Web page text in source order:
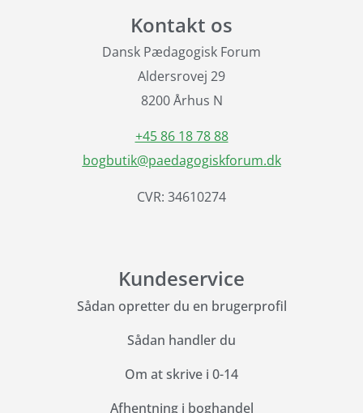
Kontakt os
Dansk Pædagogisk Forum
Aldersrovej 29
8200 Århus N
+45 86 18 78 88
bogbutik@paedagogiskforum.dk
CVR: 34610274
Kundeservice
Sådan opretter du en brugerprofil
Sådan handler du
Om at skrive i 0-14
Afhentning i boghandel